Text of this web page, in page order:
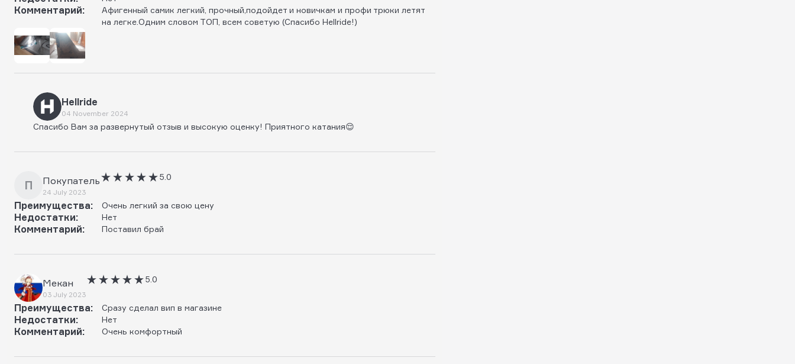
Комментарий:
Афигенный самик легкий, прочный,подойдет и новичкам и профи трюки летят
на легке.Одним словом ТОП, всем советую (Спасибо Hellride!)
Hellride
04 November 2024
Спасибо Вам за развернутый отзыв и высокую оценку! Приятного катания😌
П Покупатель
24 July 2023
5.0
Преимущества: Очень легкий за свою цену
Недостатки: Нет
Комментарий: Поставил брай
Мекан
03 July 2023
5.0
Преимущества: Сразу сделал вип в магазине
Недостатки: Нет
Комментарий: Очень комфортный